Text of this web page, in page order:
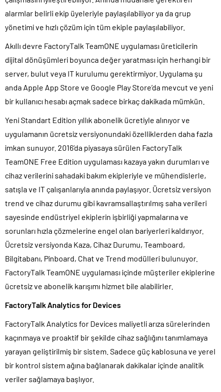
alarmlar belirli ekip üyeleriyle paylaşılabiliyor ya da grup
yönetimi ve hızlı çözüm için tüm ekiple paylaşılabiliyor.
Akıllı devre FactoryTalk TeamONE uygulaması üreticilerin
dijital dönüşümleri boyunca değer yaratması için herhangi bir
server, bulut veya IT kurulumu gerektirmiyor. Uygulama şu
anda Apple App Store ve Google Play Store’da mevcut ve yeni
bir kullanıcı hesabı açmak sadece birkaç dakikada mümkün.
Yeni Standart Edition yıllık abonelik ücretiyle alınıyor ve
uygulamanın ücretsiz versiyonundaki özelliklerden daha fazla
imkan sunuyor. 2016’da piyasaya sürülen FactoryTalk
TeamONE Free Edition uygulaması kazaya yakın durumları ve
cihaz verilerini sahadaki bakım ekipleriyle ve mühendislerle,
satışla ve IT çalışanlarıyla anında paylaşıyor. Ücretsiz versiyon
trend ve cihaz durumu gibi kavramsallaştırılmış saha verileri
sayesinde endüstriyel ekiplerin işbirliği yapmalarına ve
sorunları hızla çözmelerine engel olan bariyerleri kaldırıyor.
Ücretsiz versiyonda Kaza, Cihaz Durumu, Teamboard,
Bilgitabanı, Pinboard, Chat ve Trend modülleri bulunuyor.
FactoryTalk TeamONE uygulaması içinde müşteriler ekiplerine
ücretsiz ve abonelik karışımı hizmet bile alabilirler.
FactoryTalk Analytics for Devices
FactoryTalk Analytics for Devices maliyetli arıza sürelerinden
kaçınmaya ve proaktif bir şekilde cihaz sağlığını tanımlamaya
yarayan geliştirilmiş bir sistem. Sadece güç kablosuna ve yerel
bir kontrol sistem ağına bağlanarak dakikalar içinde analitik
veriler sağlamaya başlıyor.